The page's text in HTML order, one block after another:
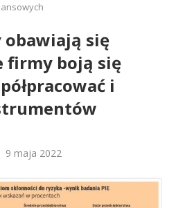
obawiają się
firmy boją się
i
9 maja 2022